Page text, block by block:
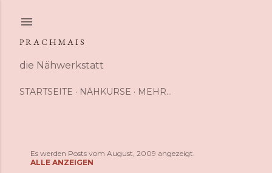
P R A C H M A I S
die Nähwerkstatt
STARTSEITE NÄHKURSE MEHR…
Es werden Posts vom August, 2009 angezeigt.
ALLE ANZEIGEN